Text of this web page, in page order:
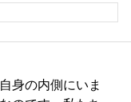
身の内側にいま